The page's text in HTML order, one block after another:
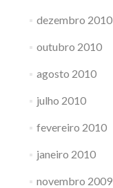
dezembro 2010
outubro 2010
agosto 2010
julho 2010
fevereiro 2010
janeiro 2010
novembro 2009